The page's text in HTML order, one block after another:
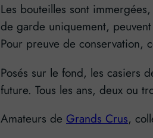
Les bouteilles sont
de garde uniquement,
Pour preuve de conservation,
Posés sur le fond, les casiers
future. Tous les ans, deux ou
Amateurs de Grands Crus,